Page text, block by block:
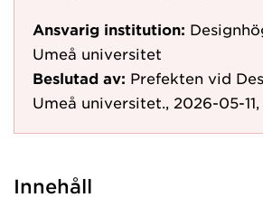
Ansvarig institution:
Umeå universitet
Beslutad av: Prefekten vid
Umeå universitet., 2026-05-11,
Innehåll